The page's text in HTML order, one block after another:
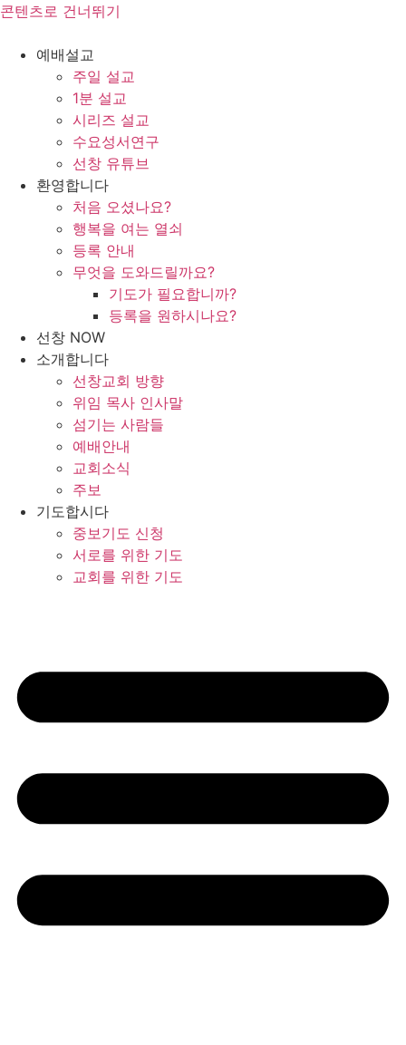
콘텐츠로 건너뛰기
예배설교
주일 설교
1분 설교
시리즈 설교
수요성서연구
선창 유튜브
환영합니다
처음 오셨나요?
행복을 여는 열쇠
등록 안내
무엇을 도와드릴까요?
기도가 필요합니까?
등록을 원하시나요?
선창 NOW
소개합니다
선창교회 방향
위임 목사 인사말
섬기는 사람들
예배안내
교회소식
주보
기도합시다
중보기도 신청
서로를 위한 기도
교회를 위한 기도